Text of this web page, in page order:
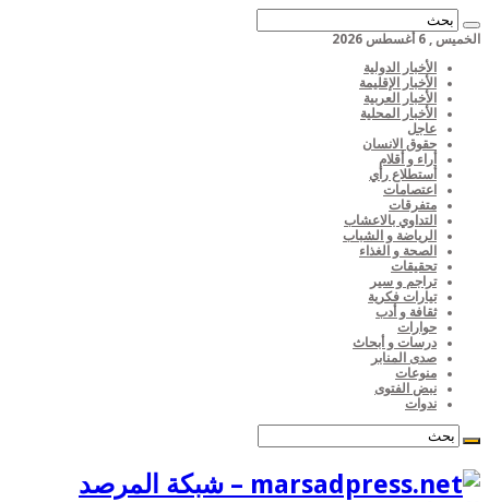
الخميس , 6 أغسطس 2026
الأخبار الدولية
الأخبار الإقليمة
الأخبار العربية
الأخبار المحلية
عاجل
حقوق الانسان
أراء و أقلام
أستطلاع رأي
اعتصامات
متفرقات
التداوي بالاعشاب
الرياضة و الشباب
الصحة و الغذاء
تحقيقات
تراجم و سير
تيارات فكرية
ثقافة و أدب
حوارات
درسات و أبحاث
صدى المنابر
منوعات
نبض الفتوى
ندوات